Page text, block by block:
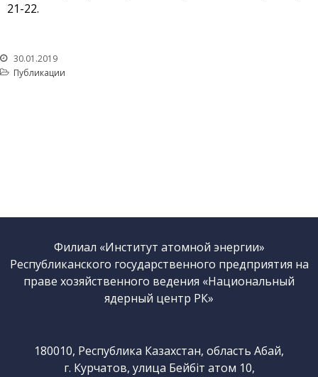
21-22.
30.01.2019
Публикации
Филиал «Институт атомной энергии»
Республиканского государственного предприятия на
праве хозяйственного ведения «Национальный
ядерный центр РК»
180010, Республика Казахстан, область Абай,
г. Курчатов, улица Бейбіт атом 10,